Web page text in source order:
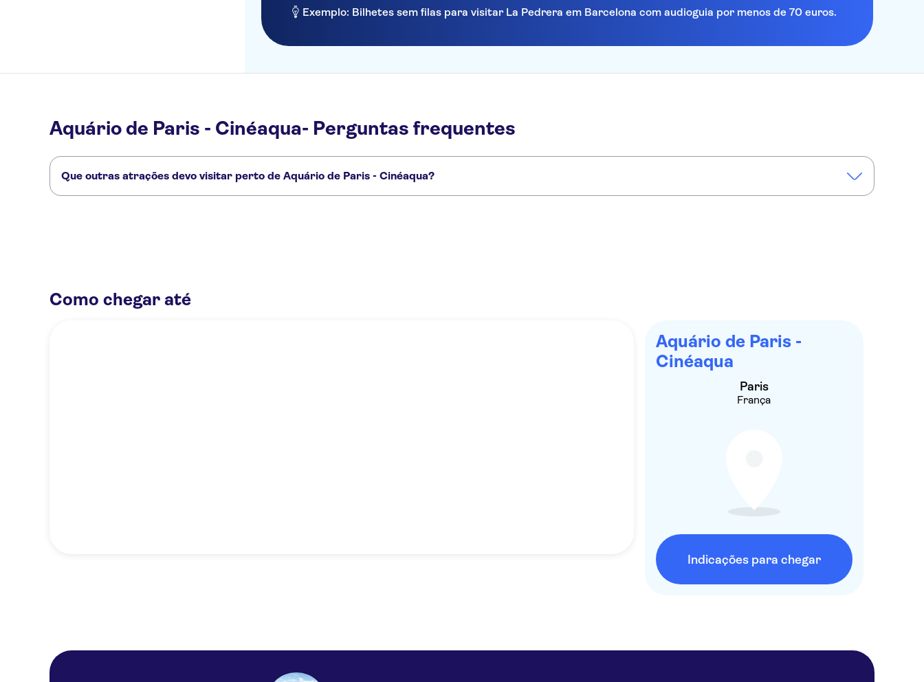
Exemplo: Bilhetes sem filas para visitar La Pedrera em Barcelona com audioguia por menos de 70 euros.
Aquário de Paris - Cinéaqua- Perguntas frequentes
Que outras atrações devo visitar perto de Aquário de Paris - Cinéaqua?
Como chegar até
Aquário de Paris -
Cinéaqua
Paris
França
Indicações para chegar